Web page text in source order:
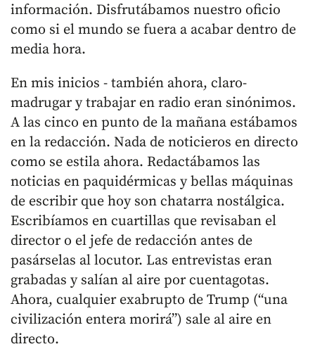
información. Disfrutábamos nuestro oficio
como si el mundo se fuera a acabar dentro de
media hora.
En mis inicios - también ahora, claro-
madrugar y trabajar en radio eran sinónimos.
A las cinco en punto de la mañana estábamos
en la redacción. Nada de noticieros en directo
como se estila ahora. Redactábamos las
noticias en paquidérmicas y bellas máquinas
de escribir que hoy son chatarra nostálgica.
Escribíamos en cuartillas que revisaban el
director o el jefe de redacción antes de
pasárselas al locutor. Las entrevistas eran
grabadas y salían al aire por cuentagotas.
Ahora, cualquier exabrupto de Trump (“una
civilización entera morirá”) sale al aire en
directo.